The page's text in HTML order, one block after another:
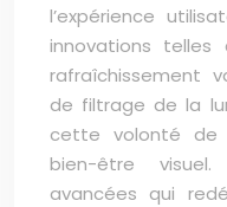
l’expérience
innovations
rafraîchissement
de filtrage de la
cette volonté de
bien-être visuel.
avancées qui